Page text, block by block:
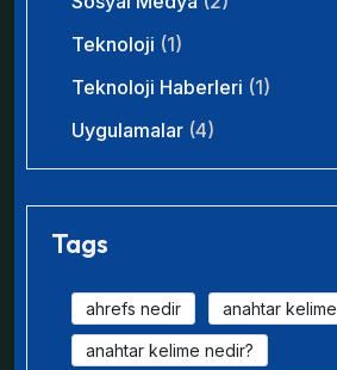
Teknoloji (1)
Teknoloji Haberleri (1)
Uygulamalar (4)
Tags
ahrefs nedir anahtar kelime
anahtar kelime nedir?